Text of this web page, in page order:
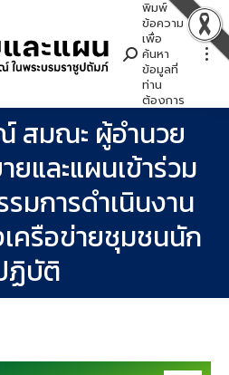
Search:
พิมพ์
ข้อความ
เพื่อ
ค้นหา
ข้อมูลที่
ท่าน
ต้องการ
สมณะ ผู้อำนวย
ยและแผนเข้าร่วม
มการดำเนินงาน
เครือข่ายชุมชนนัก
ฏิบัติ
are here: